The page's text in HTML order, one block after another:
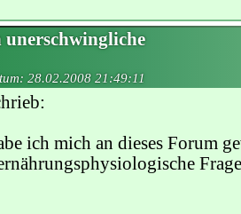
unerschwingliche
28.02.2008 21:49:11
ich mich an dieses Forum